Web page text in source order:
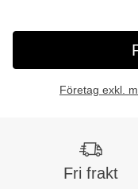
Företag exkl.
Fri frakt